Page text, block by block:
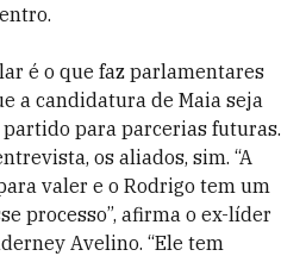
é o que faz parlamentares
a candidatura de Maia seja
para parcerias futuras.
os aliados, sim. “A
valer e o Rodrigo tem um
processo”, afirma o ex-líder
Avelino. “Ele tem